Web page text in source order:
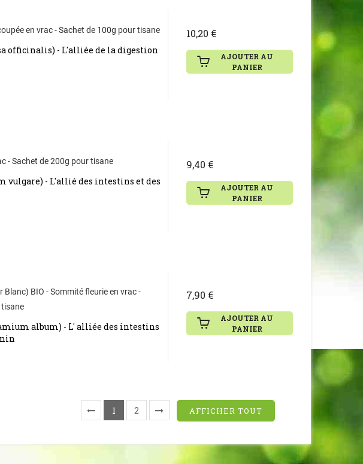
en vrac - Sachet de 100g pour tisane
officinalis) - L'alliée de la digestion
10,20 €
AJOUTER AU
PANIER
- Sachet de 200g pour tisane
vulgare) - L'allié des intestins et des
9,40 €
AJOUTER AU
PANIER
Blanc) BIO - Sommité fleurie en vrac -
album) - L' alliée des intestins
7,90 €
AJOUTER AU
PANIER
AFFICHER TOUT
1 2